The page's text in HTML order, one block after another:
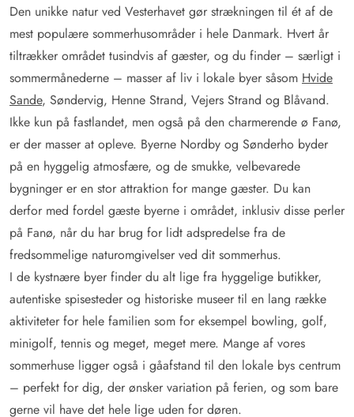
Den unikke natur ved Vesterhavet gør strækningen til ét af de
mest populære sommerhusområder i hele Danmark. Hvert år
tiltrækker området tusindvis af gæster, og du finder – særligt i
sommermånederne – masser af liv i lokale byer såsom Hvide
Sande, Søndervig, Henne Strand, Vejers Strand og Blåvand.
Ikke kun på fastlandet, men også på den charmerende ø Fanø,
er der masser at opleve. Byerne Nordby og Sønderho byder
på en hyggelig atmosfære, og de smukke, velbevarede
bygninger er en stor attraktion for mange gæster. Du kan
derfor med fordel gæste byerne i området, inklusiv disse perler
på Fanø, når du har brug for lidt adspredelse fra de
fredsommelige naturomgivelser ved dit sommerhus.
I de kystnære byer finder du alt lige fra hyggelige butikker,
autentiske spisesteder og historiske museer til en lang række
aktiviteter for hele familien som for eksempel bowling, golf,
minigolf, tennis og meget, meget mere. Mange af vores
sommerhuse ligger også i gåafstand til den lokale bys centrum
– perfekt for dig, der ønsker variation på ferien, og som bare
gerne vil have det hele lige uden for døren.